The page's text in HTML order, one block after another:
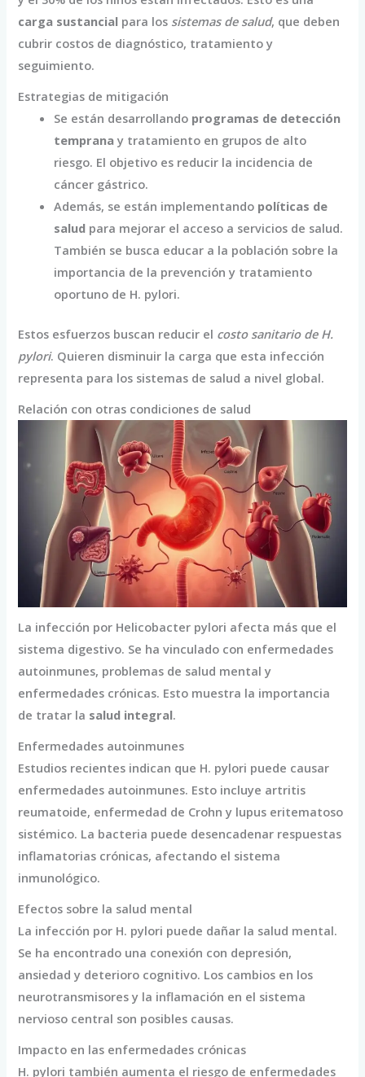
carga sustancial para los sistemas de salud, que deben
cubrir costos de diagnóstico, tratamiento y
seguimiento.
Estrategias de mitigación
Se están desarrollando programas de detección
temprana y tratamiento en grupos de alto
riesgo. El objetivo es reducir la incidencia de
cáncer gástrico.
Además, se están implementando políticas de
salud para mejorar el acceso a servicios de salud.
También se busca educar a la población sobre la
importancia de la prevención y tratamiento
oportuno de H. pylori.
Estos esfuerzos buscan reducir el costo sanitario de H.
pylori. Quieren disminuir la carga que esta infección
representa para los sistemas de salud a nivel global.
Relación con otras condiciones de salud
La infección por Helicobacter pylori afecta más que el
sistema digestivo. Se ha vinculado con enfermedades
autoinmunes, problemas de salud mental y
enfermedades crónicas. Esto muestra la importancia
de tratar la salud integral.
Enfermedades autoinmunes
Estudios recientes indican que H. pylori puede causar
enfermedades autoinmunes. Esto incluye artritis
reumatoide, enfermedad de Crohn y lupus eritematoso
sistémico. La bacteria puede desencadenar respuestas
inflamatorias crónicas, afectando el sistema
inmunológico.
Efectos sobre la salud mental
La infección por H. pylori puede dañar la salud mental.
Se ha encontrado una conexión con depresión,
ansiedad y deterioro cognitivo. Los cambios en los
neurotransmisores y la inflamación en el sistema
nervioso central son posibles causas.
Impacto en las enfermedades crónicas
H. pylori también aumenta el riesgo de enfermedades